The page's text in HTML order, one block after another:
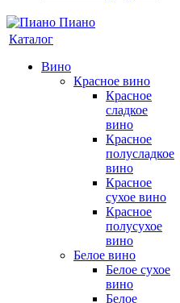
Каталог
Вино
Красное вино
Красное
сладкое
вино
Красное
полусладкое
вино
Красное
сухое вино
Красное
полусухое
вино
Белое вино
Белое сухое
вино
Белое